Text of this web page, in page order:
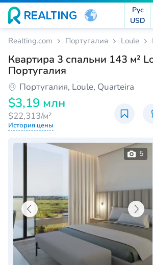
Рус
USD
Realting.com Португалия Loule
Квартира 3 спальни 143 м²
Португалия
Португалия, Loule, Quarteira
$3,19 млн
$22,313/м²
История цены
5